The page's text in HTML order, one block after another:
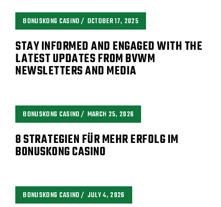
BONUSKONG CASINO OCTOBER 17, 2025
STAY INFORMED AND ENGAGED WITH THE
LATEST UPDATES FROM BVWM
NEWSLETTERS AND MEDIA
BONUSKONG CASINO MARCH 25, 2026
8 STRATEGIEN FÜR MEHR ERFOLG IM
BONUSKONG CASINO
BONUSKONG CASINO JULY 4, 2026